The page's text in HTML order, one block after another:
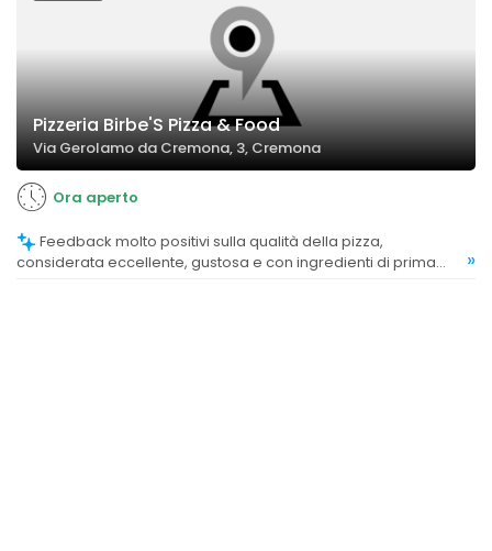
Pizzeria Birbe'S Pizza & Food
Via Gerolamo da Cremona, 3, Cremona
Ora aperto
considerata eccellente, gustosa e con ingredienti di prima
»